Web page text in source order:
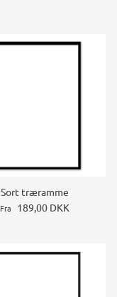
Sort træramme
Fra 189,00 DKK